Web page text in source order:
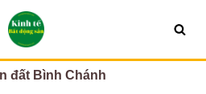
đất Bình Chánh